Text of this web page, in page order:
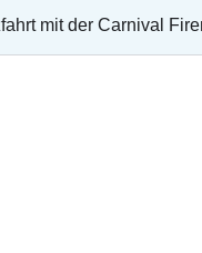
mit der Carnival